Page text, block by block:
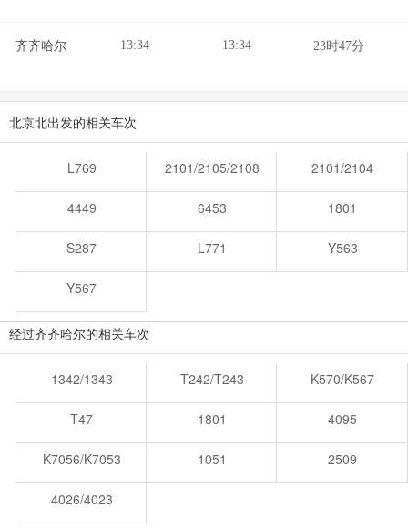
齐齐哈尔 13:34 13:34 23时47分
北京北出发的相关车次
L769 2101/2105/2108 2101/2104
4449 6453 1801
S287 L771 Y563
Y567
经过齐齐哈尔的相关车次
1342/1343 T242/T243 K570/K567
T47 1801 4095
K7056/K7053 1051 2509
4026/4023